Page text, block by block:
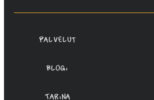
Oy
Palvelut
Blogi
Tarina